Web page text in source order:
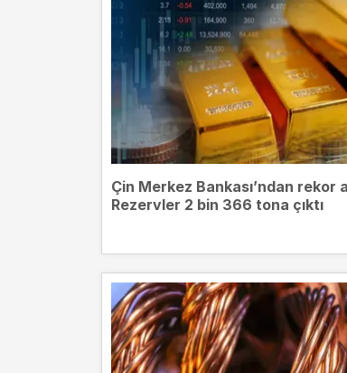
Çin Merkez Bankası’ndan rekor
Rezervler 2 bin 366 tona çıktı